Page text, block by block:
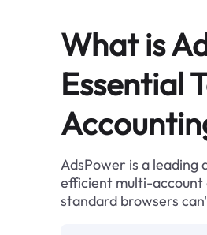
What is
Essential
AdsPower is a
efficient multi-account
standard browsers